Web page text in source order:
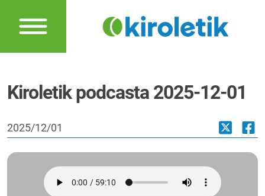
Kiroletik podcasta 2025-12-01
2025/12/01